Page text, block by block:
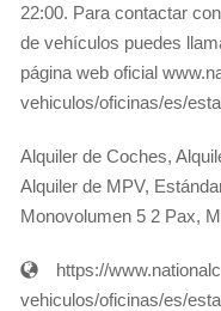
22:00. Para contactar
de vehículos puedes
página web oficial
vehiculos/oficinas/es/
Alquiler de Coches,
Alquiler de MPV,
Monovolumen 5 2 Pax,
https://
vehiculos/oficinas/es/